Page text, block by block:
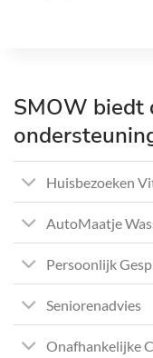
SMOW biedt
Huisbezoeken
AutoMaatje
Persoonlijk
Seniorenadvies
Onafhankelijke